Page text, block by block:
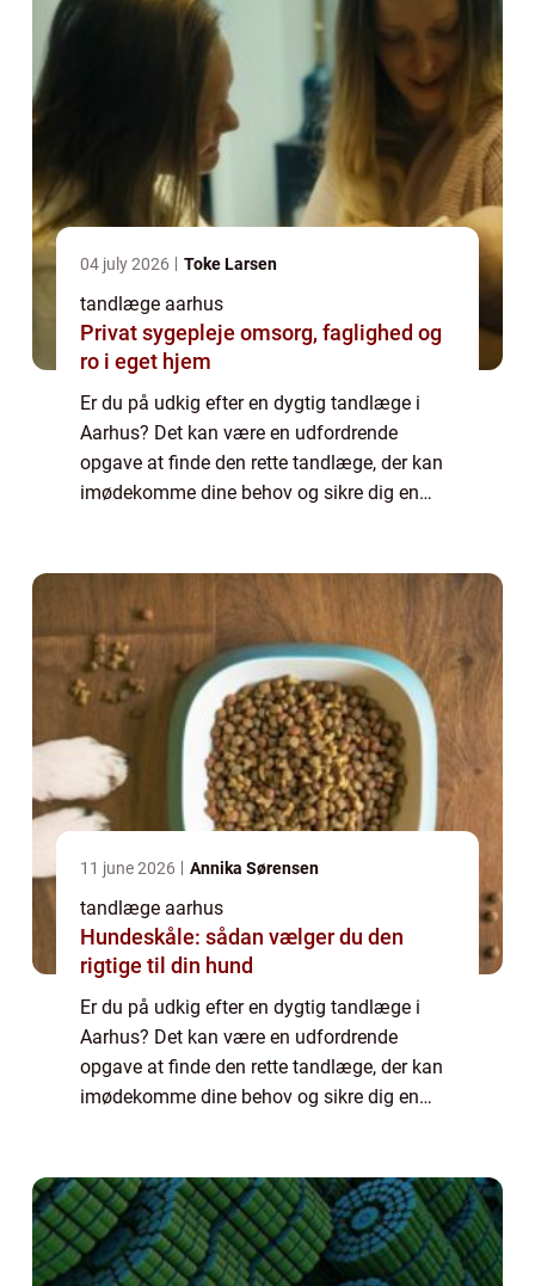
04 july 2026 Toke Larsen
tandlæge aarhus
Privat sygepleje omsorg, faglighed og
ro i eget hjem
Er du på udkig efter en dygtig tandlæge i
Aarhus? Det kan være en udfordrende
opgave at finde den rette tandlæge, der kan
imødekomme dine behov og sikre dig en
11 june 2026 Annika Sørensen
tandlæge aarhus
Hundeskåle: sådan vælger du den
rigtige til din hund
Er du på udkig efter en dygtig tandlæge i
Aarhus? Det kan være en udfordrende
opgave at finde den rette tandlæge, der kan
imødekomme dine behov og sikre dig en
der a...